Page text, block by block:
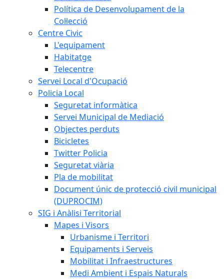
Política de Desenvolupament de la
Col·lecció
Centre Civic
L'equipament
Habitatge
Telecentre
Servei Local d'Ocupació
Policia Local
Seguretat informàtica
Servei Municipal de Mediació
Objectes perduts
Bicicletes
Twitter Policia
Seguretat viària
Pla de mobilitat
Document únic de protecció civil municipal
(DUPROCIM)
SIG i Anàlisi Territorial
Mapes i Visors
Urbanisme i Territori
Equipaments i Serveis
Mobilitat i Infraestructures
Medi Ambient i Espais Naturals